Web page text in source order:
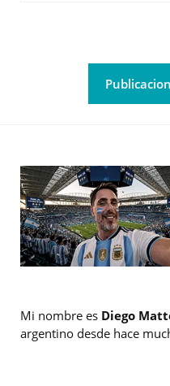
Mi nombre es Diego
argentino desde hace